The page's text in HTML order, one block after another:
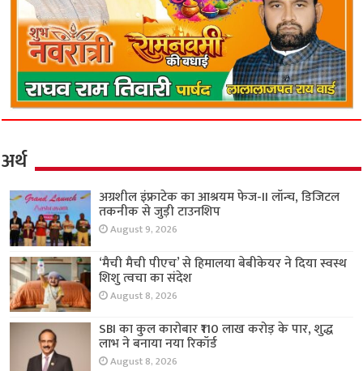
अर्थ
अग्रशील इंफ्राटेक का आश्रयम फेज-II लॉन्च, डिजिटल
तकनीक से जुड़ी टाउनशिप
August 9, 2026
‘मैची मैची पीएच’ से हिमालया बेबीकेयर ने दिया स्वस्थ
शिशु त्वचा का संदेश
August 8, 2026
SBI का कुल कारोबार ₹110 लाख करोड़ के पार, शुद्ध
लाभ ने बनाया नया रिकॉर्ड
August 8, 2026